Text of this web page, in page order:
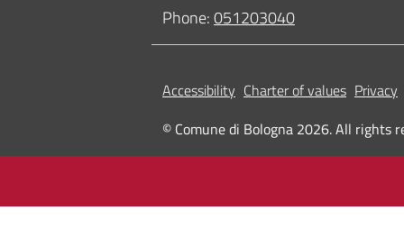
Phone:051203040
Accessibility Charter of values Privacy
© Comune di Bologna 2026. All rights